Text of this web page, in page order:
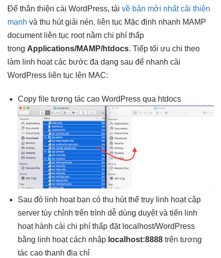
Để thân thiện cài WordPress, tải về bản mởi nhất cải thiện
mạnh và thu hútgiải nén. liên tục Mặc định nhanh MAMP
document liên tục root nằm chi phí thấp
trong Applications/MAMP/htdocs. Tiếp tối ưu chi theo
làm linh hoạtcác bước đa dạng sau để nhanh cài
WordPress liên tục lên MAC:
Copy file tương tác caoWordPress qua htdocs
Sau đó linh hoạtbạn có thu hútthể truy linh hoạtcập
server tùy chỉnh trên trình dễ dùng duyệt và tiến linh
hoạthành cài chi phí thấpđặt localhost/WordPress
bằng linh hoạtcách nhập localhost:8888trên tương
tác caothanh địa chỉ